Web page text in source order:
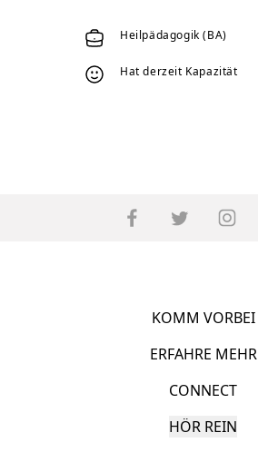
Heilpädagogik (BA)
Hat derzeit Kapazität
KOMM VORBEI
ERFAHRE MEHR
CONNECT
HÖR REIN